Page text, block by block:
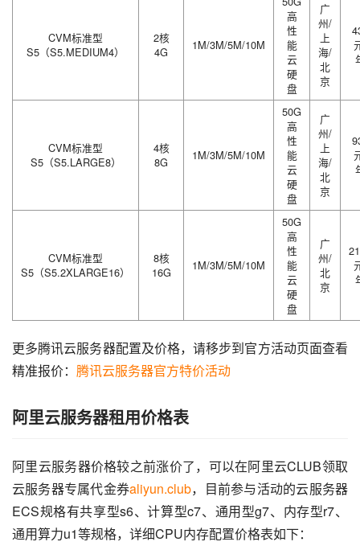
CVM标准型
S5（S5.MEDIUM4）
2核
4G
1M/3M/5M/10M
高
性
能
云
硬
盘
广
州/
上
海/
北
京
CVM标准型
S5（S5.LARGE8）
4核
8G
1M/3M/5M/10M
50G
高
性
能
云
硬
盘
广
州/
上
海/
北
京
CVM标准型
S5（S5.2XLARGE16）
8核
16G
1M/3M/5M/10M
50G
高
性
能
云
硬
盘
广
州/
北
京
更多腾讯云服务器配置及价格，请移步到官方活动页面查看
精准报价： 腾讯云服务器官方特价活动
阿里云服务器租用价格表
阿里云服务器价格较之前涨价了，可以在阿里云CLUB领取
云服务器专属代金券aliyun.club，目前参与活动的云服务器
ECS规格有共享型s6、计算型c7、通用型g7、内存型r7、
通用算力u1等规格，详细CPU内存配置价格表如下：